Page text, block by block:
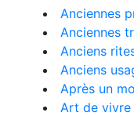
Anciennes
Anciennes
Anciens
Anciens
Après un
Art de vivre